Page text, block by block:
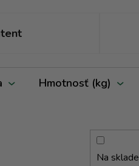
Na sklade
Hmotnosť (kg)